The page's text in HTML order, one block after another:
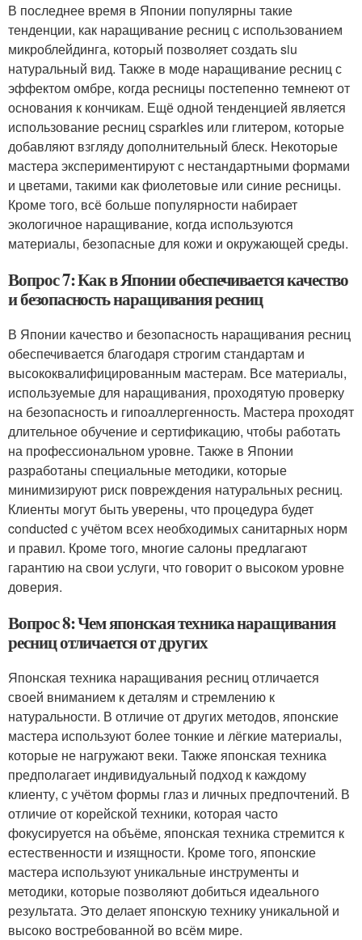
В последнее время в Японии популярны такие
тенденции, как наращивание ресниц с использованием
микроблейдинга, который позволяет создать siu
натуральный вид. Также в моде наращивание ресниц с
эффектом омбре, когда ресницы постепенно темнеют от
основания к кончикам. Ещё одной тенденцией является
использование ресниц сsparkles или глитером, которые
добавляют взгляду дополнительный блеск. Некоторые
мастера экспериментируют с нестандартными формами
и цветами, такими как фиолетовые или синие ресницы.
Кроме того, всё больше популярности набирает
экологичное наращивание, когда используются
материалы, безопасные для кожи и окружающей среды.
Вопрос 7: Как в Японии обеспечивается качество
и безопасность наращивания ресниц
В Японии качество и безопасность наращивания ресниц
обеспечивается благодаря строгим стандартам и
высококвалифицированным мастерам. Все материалы,
используемые для наращивания, проходятую проверку
на безопасность и гипоаллергенность. Мастера проходят
длительное обучение и сертификацию, чтобы работать
на профессиональном уровне. Также в Японии
разработаны специальные методики, которые
минимизируют риск повреждения натуральных ресниц.
Клиенты могут быть уверены, что процедура будет
conducted с учётом всех необходимых санитарных норм
и правил. Кроме того, многие салоны предлагают
гарантию на свои услуги, что говорит о высоком уровне
доверия.
Вопрос 8: Чем японская техника наращивания
ресниц отличается от других
Японская техника наращивания ресниц отличается
своей вниманием к деталям и стремлению к
натуральности. В отличие от других методов, японские
мастера используют более тонкие и лёгкие материалы,
которые не нагружают веки. Также японская техника
предполагает индивидуальный подход к каждому
клиенту, с учётом формы глаз и личных предпочтений. В
отличие от корейской техники, которая часто
фокусируется на объёме, японская техника стремится к
естественности и изящности. Кроме того, японские
мастера используют уникальные инструменты и
методики, которые позволяют добиться идеального
результата. Это делает японскую технику уникальной и
высоко востребованной во всём мире.